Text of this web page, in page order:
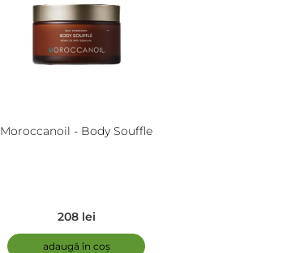
Moroccanoil - Body Souffle
208 lei
adaugă în coș